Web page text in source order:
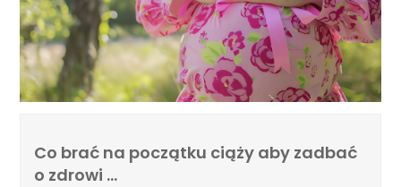
Co brać na początku ciąży aby zadbać
o zdrowi …